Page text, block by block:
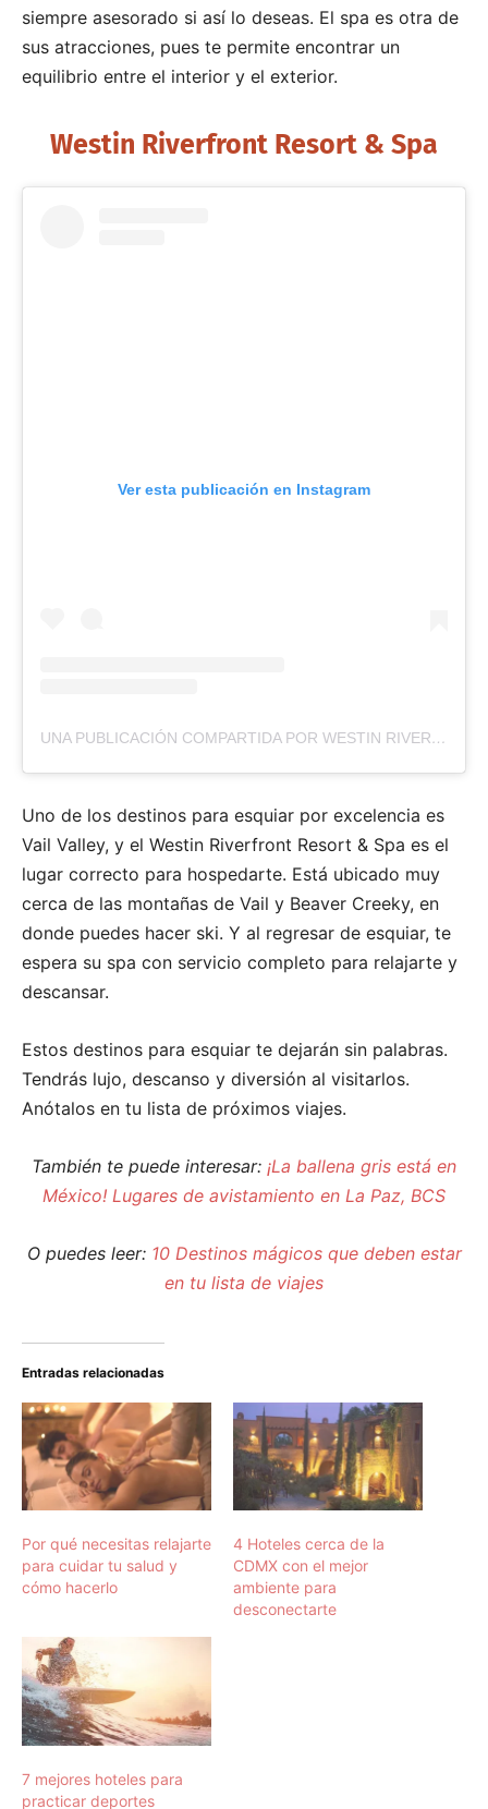
siempre asesorado si así lo deseas. El spa es otra de
sus atracciones, pues te permite encontrar un
equilibrio entre el interior y el exterior.
Westin Riverfront Resort & Spa
Ver esta publicación en Instagram
UNA PUBLICACIÓN COMPARTIDA POR WESTIN RIVERFRONT RESORT & SPA (@WESTINRIVERFRONT)
Uno de los destinos para esquiar por excelencia es
Vail Valley, y el Westin Riverfront Resort & Spa es el
lugar correcto para hospedarte. Está ubicado muy
cerca de las montañas de Vail y Beaver Creeky, en
donde puedes hacer ski. Y al regresar de esquiar, te
espera su spa con servicio completo para relajarte y
descansar.
Estos destinos para esquiar te dejarán sin palabras.
Tendrás lujo, descanso y diversión al visitarlos.
Anótalos en tu lista de próximos viajes.
También te puede interesar: ¡La ballena gris está en
México! Lugares de avistamiento en La Paz, BCS
O puedes leer: 10 Destinos mágicos que deben estar
en tu lista de viajes
Entradas relacionadas
Por qué necesitas relajarte
para cuidar tu salud y
cómo hacerlo
4 Hoteles cerca de la
CDMX con el mejor
ambiente para
desconectarte
7 mejores hoteles para
practicar deportes